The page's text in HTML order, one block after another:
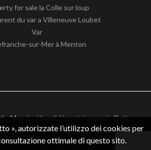
for sale la Colle sur loup
du var a Villeneuve Loubet
Var
sur-Mer à Menton
-Menzioni legali / i nostri onorari-Dati
byapimo™ Software immobiliare
IVA: FR62511186363
», autorizzate l’utilizzo dei cookies per
ottimale di questo sito.